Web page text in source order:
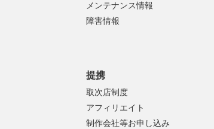
メンテナンス情報
障害情報
提携
取次店制度
アフィリエイト
制作会社等お申し込み